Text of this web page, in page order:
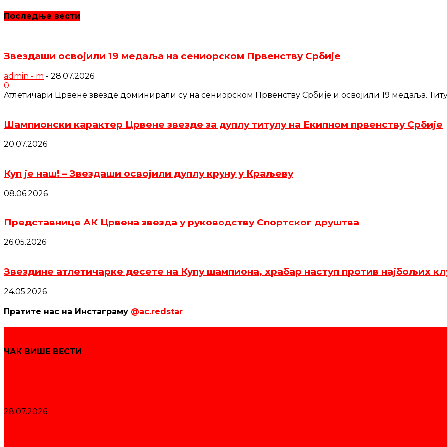
Последње вести
Звездаши освојили 19 медаља на сениорском Првенству Србије
admin - m - 28.07.2026
0
Атлетичари Црвене звезде доминирали су на сениорском Првенству Србије и освојили 19 медаља.
Шампионски карактер Црвене звезде за дуплу титулу на Екипном првенству Србије
20.07.2026
Куп је наш! – Звездаши освојили дуплу круну у Краљеву
08.06.2026
Представнице АК Црвена звезда у руководству Спортског друштва
26.05.2026
Звездине атлетичарке десете на Купу шампиона, храбар наступ против најбољих
24.05.2026
Пратите нас на Инстаграму @ac.redstar
ЧАК ВИШЕ ВЕСТИ
28.07.2026